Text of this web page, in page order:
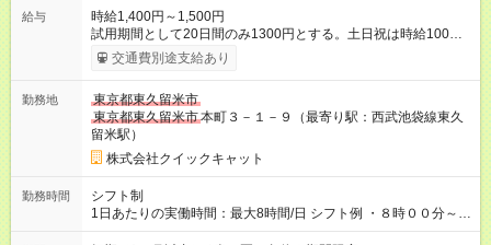
給与
時給1,400円～1,500円
試用期間として20日間のみ1300円とする。土日祝は時給100円
アップ！ 【試用期間】試用期間あり 試用期間の長さ：1ヶ月
※ 雇用形態と給与に、本採用時と異なる部分があります。 雇用
用期間として20日間のみ1300円とする。土日祝は時給100円ア
ップ！
交通費別途支給あり
勤務地
東京都東久留米市
東京都東久留米市本町３－１－９（最寄り駅：西武池袋線東久
留米駅）
株式会社クイックキャット
勤務時間
シフト制
1日あたりの実働時間：最大8時間/日 シフト例 ・８時００分～１
４時００分 ・８時００分～１７時００分 ・１４時００分～２０